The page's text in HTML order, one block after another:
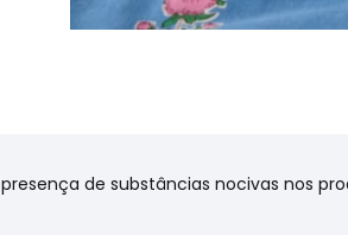
de substâncias nocivas nos